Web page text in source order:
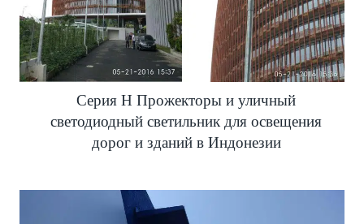
Серия H Прожекторы и уличный
светодиодный светильник для освещения
дорог и зданий в Индонезии